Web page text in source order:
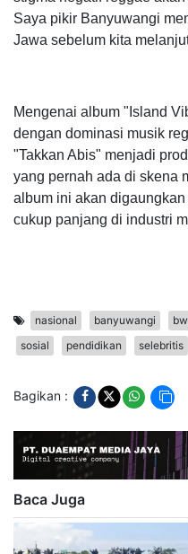
Saya pikir Banyuwangi
Jawa sebelum kita
Mengenai album "Island
dengan dominasi musik
"Takkan Abis" menjadi
yang pernah ada di skena
album ini akan
cukup panjang di industri
nasional banyuwangi
sosial
pendidikan selebritis
Bagikan :
Baca Juga